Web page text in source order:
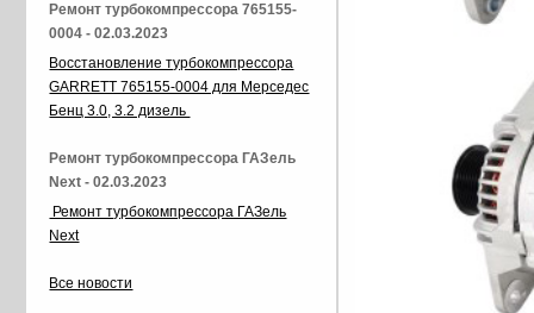
Ремонт турбокомпрессора 765155-
0004 - 02.03.2023
Восстановление турбокомпрессора
GARRETT 765155-0004 для Мерседес
Бенц 3.0, 3.2 дизель
Ремонт турбокомпрессора ГАЗель
Next - 02.03.2023
Ремонт турбокомпрессора ГАЗель
Next
Все новости